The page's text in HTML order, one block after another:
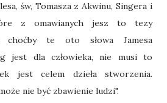
św, Tomasza z Akwinu, Singera i
z omawianych jesz to tezy
choćby te oto słowa Jamesa
jest dla człowieka, nie musi to
jest celem dzieła stworzenia.
nie być zbawienie ludzi".